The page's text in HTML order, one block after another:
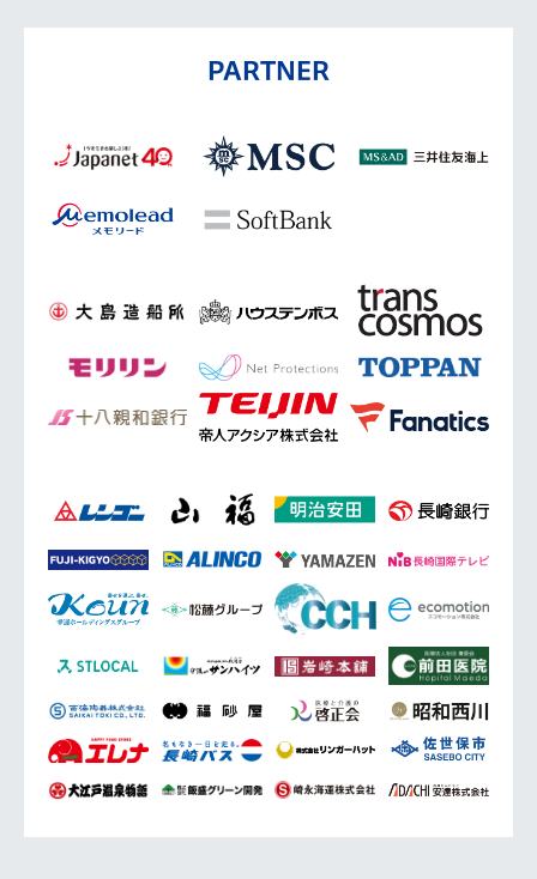
PARTNER